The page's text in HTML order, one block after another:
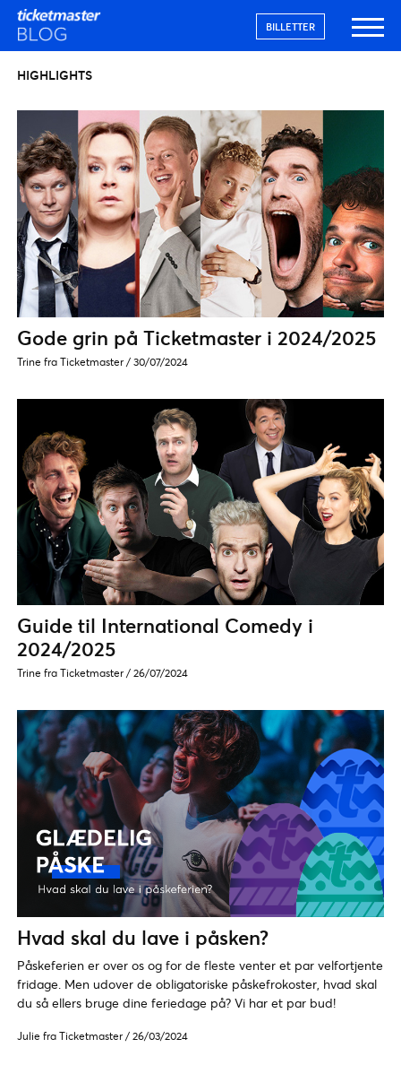
BILLETTER
HIGHLIGHTS
Gode grin på Ticketmaster i 2024/2025
Trine fra Ticketmaster / 30/07/2024
Guide til International Comedy i
2024/2025
Trine fra Ticketmaster / 26/07/2024
Hvad skal du lave i påsken?
Påskeferien er over os og for de fleste venter et par velfortjente
fridage. Men udover de obligatoriske påskefrokoster, hvad skal
du så ellers bruge dine feriedage på? Vi har et par bud!
Julie fra Ticketmaster / 26/03/2024